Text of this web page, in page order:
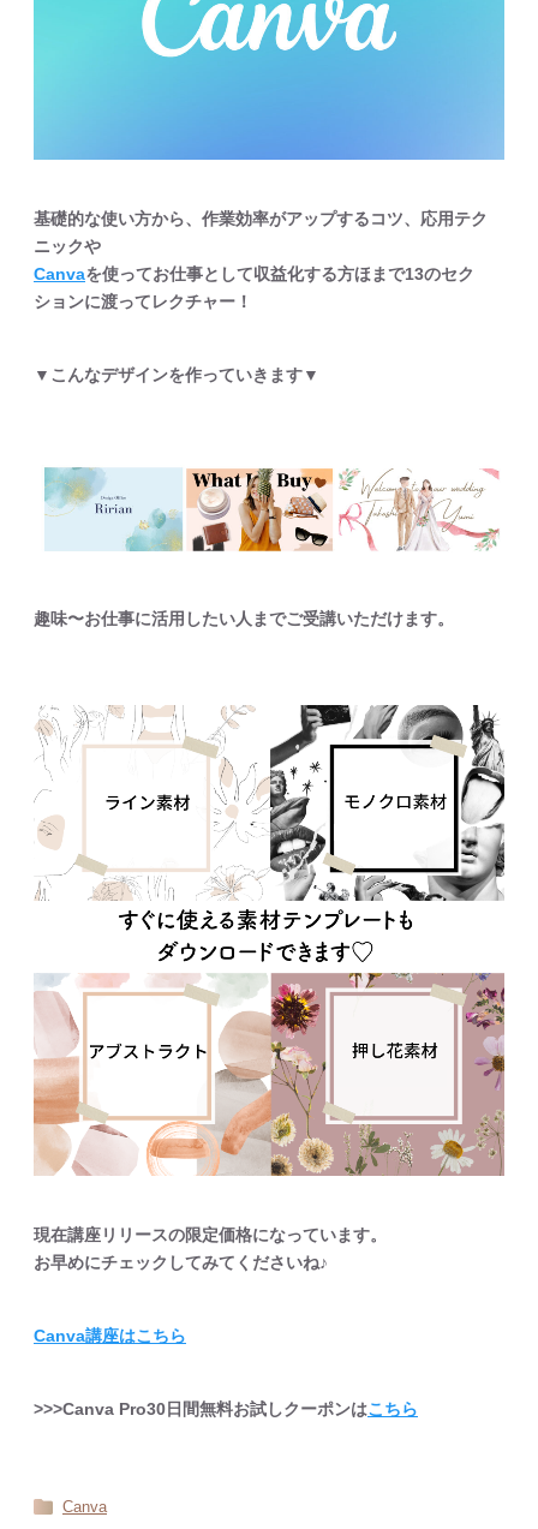
基礎的な使い方から、作業効率がアップするコツ、応用テク
ニックや
Canvaを使ってお仕事として収益化する方ほまで13のセク
ションに渡ってレクチャー！
▼こんなデザインを作っていきます▼
趣味〜お仕事に活用したい人までご受講いただけます。
現在講座リリースの限定価格になっています。
お早めにチェックしてみてくださいね♪
Canva講座はこちら
>>>Canva Pro30日間無料お試しクーポンはこちら
Canva